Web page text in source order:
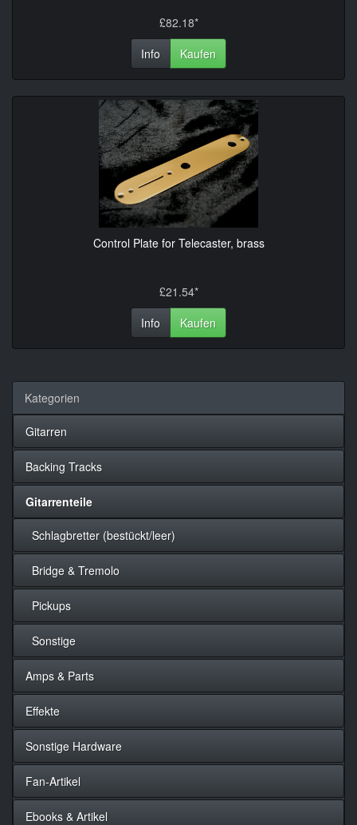
£82.18*
Info
Kaufen
Control Plate for Telecaster, brass
£21.54*
Info
Kaufen
Kategorien
Gitarren
Backing Tracks
Gitarrenteile
Schlagbretter (bestückt/leer)
Bridge & Tremolo
Pickups
Sonstige
Amps & Parts
Effekte
Sonstige Hardware
Fan-Artikel
Ebooks & Artikel